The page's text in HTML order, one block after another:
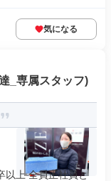
気になる
_専属スタッフ)
以上 全員正社員と